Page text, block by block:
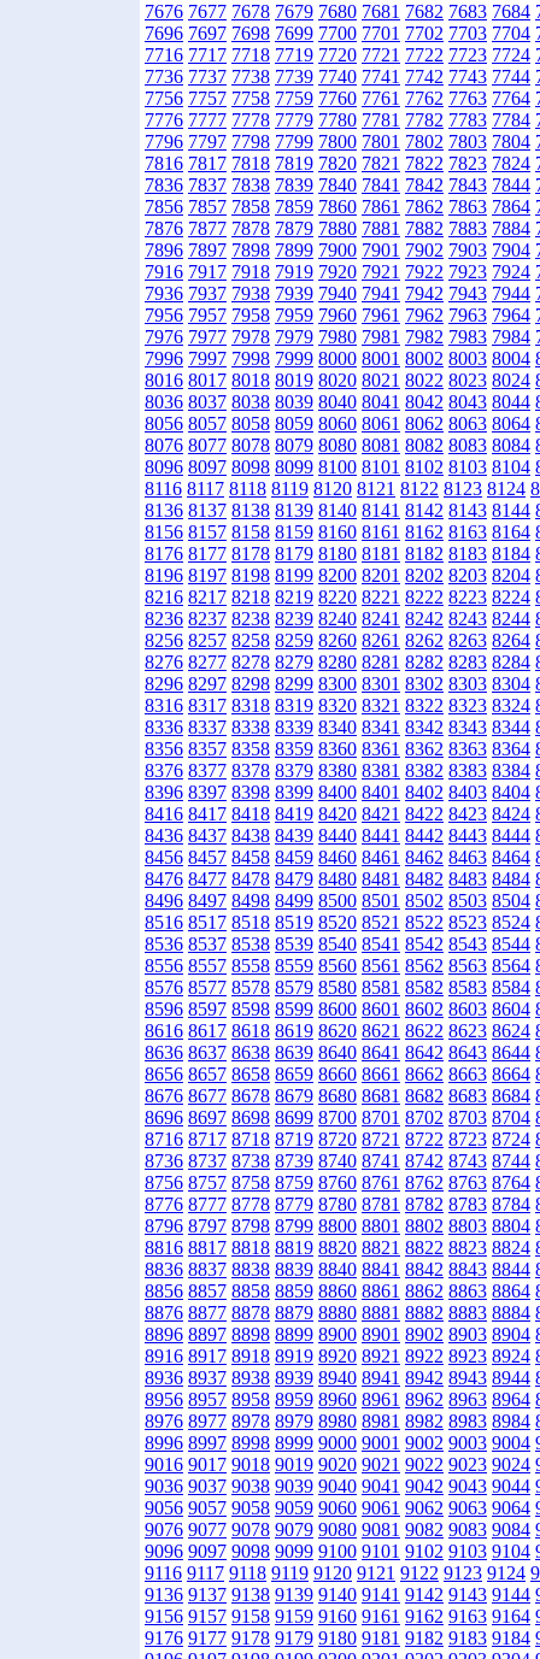
7676 7677 7678 7679 7680 7681 7682 7683 7684
7696 7697 7698 7699 7700 7701 7702 7703 7704
7716 7717 7718 7719 7720 7721 7722 7723 7724
7736 7737 7738 7739 7740 7741 7742 7743 7744
7756 7757 7758 7759 7760 7761 7762 7763 7764
7776 7777 7778 7779 7780 7781 7782 7783 7784
7796 7797 7798 7799 7800 7801 7802 7803 7804
7816 7817 7818 7819 7820 7821 7822 7823 7824
7836 7837 7838 7839 7840 7841 7842 7843 7844
7856 7857 7858 7859 7860 7861 7862 7863 7864
7876 7877 7878 7879 7880 7881 7882 7883 7884
7896 7897 7898 7899 7900 7901 7902 7903 7904
7916 7917 7918 7919 7920 7921 7922 7923 7924
7936 7937 7938 7939 7940 7941 7942 7943 7944
7956 7957 7958 7959 7960 7961 7962 7963 7964
7976 7977 7978 7979 7980 7981 7982 7983 7984
7996 7997 7998 7999 8000 8001 8002 8003 8004
8016 8017 8018 8019 8020 8021 8022 8023 8024
8036 8037 8038 8039 8040 8041 8042 8043 8044
8056 8057 8058 8059 8060 8061 8062 8063 8064
8076 8077 8078 8079 8080 8081 8082 8083 8084
8096 8097 8098 8099 8100 8101 8102 8103 8104
8116 8117 8118 8119 8120 8121 8122 8123 8124
8136 8137 8138 8139 8140 8141 8142 8143 8144
8156 8157 8158 8159 8160 8161 8162 8163 8164
8176 8177 8178 8179 8180 8181 8182 8183 8184
8196 8197 8198 8199 8200 8201 8202 8203 8204
8216 8217 8218 8219 8220 8221 8222 8223 8224
8236 8237 8238 8239 8240 8241 8242 8243 8244
8256 8257 8258 8259 8260 8261 8262 8263 8264
8276 8277 8278 8279 8280 8281 8282 8283 8284
8296 8297 8298 8299 8300 8301 8302 8303 8304
8316 8317 8318 8319 8320 8321 8322 8323 8324
8336 8337 8338 8339 8340 8341 8342 8343 8344
8356 8357 8358 8359 8360 8361 8362 8363 8364
8376 8377 8378 8379 8380 8381 8382 8383 8384
8396 8397 8398 8399 8400 8401 8402 8403 8404
8416 8417 8418 8419 8420 8421 8422 8423 8424
8436 8437 8438 8439 8440 8441 8442 8443 8444
8456 8457 8458 8459 8460 8461 8462 8463 8464
8476 8477 8478 8479 8480 8481 8482 8483 8484
8496 8497 8498 8499 8500 8501 8502 8503 8504
8516 8517 8518 8519 8520 8521 8522 8523 8524
8536 8537 8538 8539 8540 8541 8542 8543 8544
8556 8557 8558 8559 8560 8561 8562 8563 8564
8576 8577 8578 8579 8580 8581 8582 8583 8584
8596 8597 8598 8599 8600 8601 8602 8603 8604
8616 8617 8618 8619 8620 8621 8622 8623 8624
8636 8637 8638 8639 8640 8641 8642 8643 8644
8656 8657 8658 8659 8660 8661 8662 8663 8664
8676 8677 8678 8679 8680 8681 8682 8683 8684
8696 8697 8698 8699 8700 8701 8702 8703 8704
8716 8717 8718 8719 8720 8721 8722 8723 8724
8736 8737 8738 8739 8740 8741 8742 8743 8744
8756 8757 8758 8759 8760 8761 8762 8763 8764
8776 8777 8778 8779 8780 8781 8782 8783 8784
8796 8797 8798 8799 8800 8801 8802 8803 8804
8816 8817 8818 8819 8820 8821 8822 8823 8824
8836 8837 8838 8839 8840 8841 8842 8843 8844
8856 8857 8858 8859 8860 8861 8862 8863 8864
8876 8877 8878 8879 8880 8881 8882 8883 8884
8896 8897 8898 8899 8900 8901 8902 8903 8904
8916 8917 8918 8919 8920 8921 8922 8923 8924
8936 8937 8938 8939 8940 8941 8942 8943 8944
8956 8957 8958 8959 8960 8961 8962 8963 8964
8976 8977 8978 8979 8980 8981 8982 8983 8984
8996 8997 8998 8999 9000 9001 9002 9003 9004
9016 9017 9018 9019 9020 9021 9022 9023 9024
9036 9037 9038 9039 9040 9041 9042 9043 9044
9056 9057 9058 9059 9060 9061 9062 9063 9064
9076 9077 9078 9079 9080 9081 9082 9083 9084
9096 9097 9098 9099 9100 9101 9102 9103 9104
9116 9117 9118 9119 9120 9121 9122 9123 9124
9136 9137 9138 9139 9140 9141 9142 9143 9144
9156 9157 9158 9159 9160 9161 9162 9163 9164
9176 9177 9178 9179 9180 9181 9182 9183 9184